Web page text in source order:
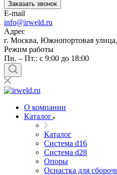
Заказать звонок
E-mail
info@irweld.ru
Адрес
г. Москва, Южнопортовая
Режим работы
Пн. – Пт.: с 9:00 до 18:00
О компании
Каталог
Каталог
Система d16
Система d28
Опоры
Оснастка для